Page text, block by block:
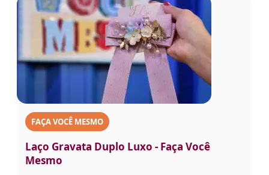
FAÇA VOCÊ MESMO
Laço Gravata Duplo Luxo - Faça Você
Mesmo